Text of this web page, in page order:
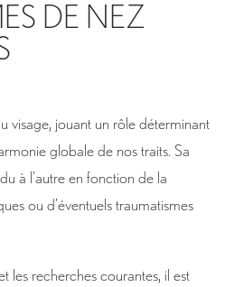
DE NEZ
visage, jouant un rôle déterminant
globale de nos traits. Sa
à l’autre en fonction de la
ou d’éventuels traumatismes
les recherches courantes, il est